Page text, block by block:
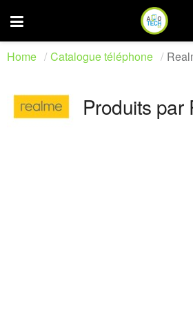
Home Catalogue téléphone
Produits par